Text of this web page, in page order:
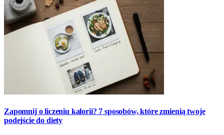
Zapomnij o liczeniu kalorii? 7 sposobów, które zmienią twoje
podejście do diety